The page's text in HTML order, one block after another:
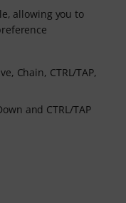
allowing you to
Chain, CTRL/TAP,
and CTRL/TAP